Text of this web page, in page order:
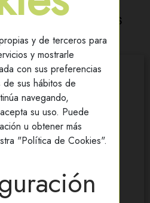
y de terceros para
y mostrarle
con sus preferencias
de sus hábitos de
navegando,
su uso. Puede
u obtener más
"Política de Cookies".
ECOLÓGICOS